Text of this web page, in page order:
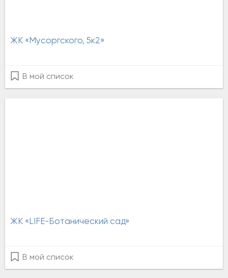
ЖК «Мусоргского, 5к2»
В мой список
ЖК «LIFE-Ботанический сад»
В мой список